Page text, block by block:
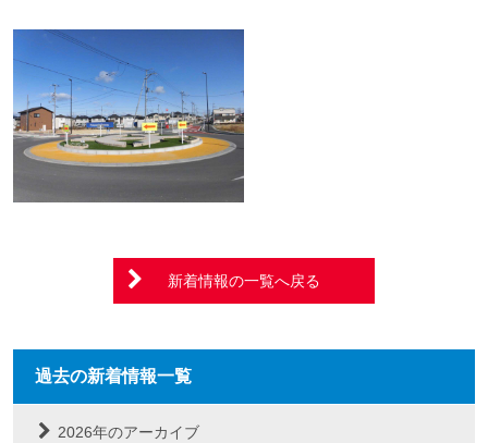
新着情報の一覧へ戻る
過去の新着情報一覧
2026年のアーカイブ